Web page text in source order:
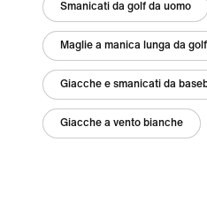
Smanicati da golf da uomo
Maglie a manica lunga da
Giacche e smanicati da
Giacche a vento bianche